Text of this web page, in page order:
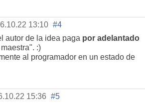
13:10 #4
autor de la idea paga por adelantado
:)
al programador en un estado de
15:36 #5